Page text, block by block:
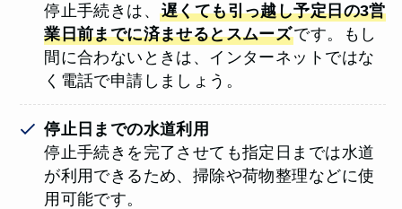
停止手続きは、遅くても引っ越し予定日の3営
業日前までに済ませるとスムーズです。もし
間に合わないときは、インターネットではな
く電話で申請しましょう。
停止日までの水道利用
停止手続きを完了させても指定日までは水道
が利用できるため、掃除や荷物整理などに使
用可能です。